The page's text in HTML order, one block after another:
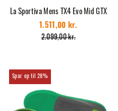
La Sportiva Mens TX4 Evo Mid GTX
2.099,00 kr.
1.511,00 kr.
28%